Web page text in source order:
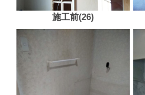
施工前(26)